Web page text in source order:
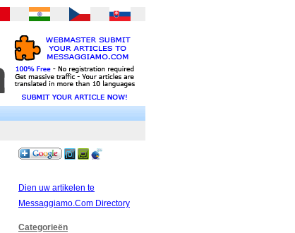
Dien uw artikelen te
Messaggiamo.Com Directory
Categorieën